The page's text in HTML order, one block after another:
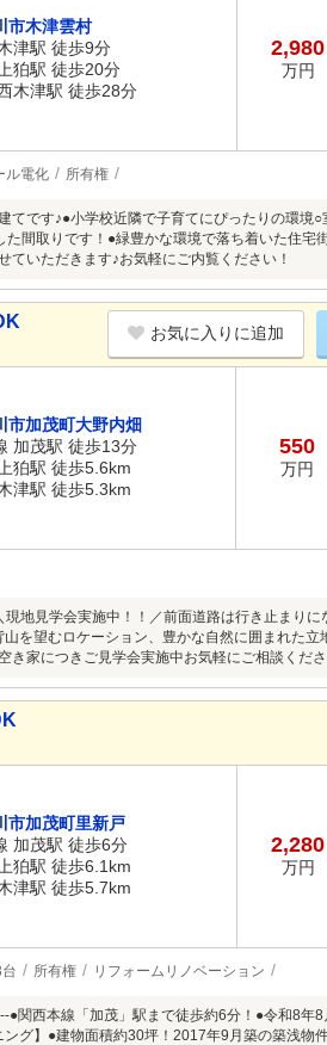
市木津雲村
津駅 徒歩9分
狛駅 徒歩20分
木津駅 徒歩28分
2,980
万円
ル電化 所有権
てです♪●小学校近隣で子育てにぴったりの環境
た間取りです！●緑豊かな環境で落ち着いた住
ていただきます♪お気軽にご内覧ください！
お気に入りに追加
市加茂町大野内畑
加茂駅 徒歩13分
狛駅 徒歩5.6km
津駅 徒歩5.3km
550
万円
地見学会実施中！！／前面道路は行き止まり
を望むロケーション、豊かな自然に囲まれた
き家につきご見学会実施中お気軽にご相談くだ
市加茂町里新戸
加茂駅 徒歩6分
狛駅 徒歩6.1km
津駅 徒歩5.7km
2,280
万円
所有権 リフォームリノベーション
●関西本線「加茂」駅まで徒歩約6分！●令和8年
グ】●建物面積約30坪！2017年9月築の築浅物